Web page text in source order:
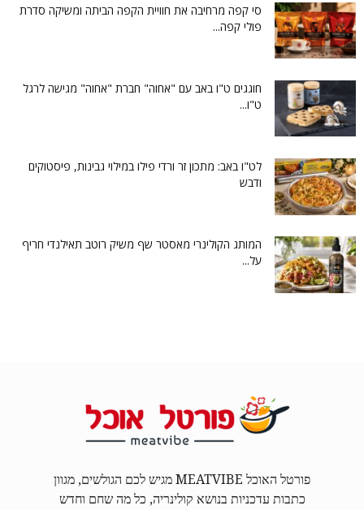
סי קפה מרחיבה את חוויית הקפה הביתה ומשיקה סדרת
פולי קפה...
חוגגים ט"ו באב עם "אחוה" חברת "אחוה" מגישה לרגל
ט"ו...
לט"ו באב: מתכון זר ורדי פילו במילוי גבינות, פיסטוקים
ודבש
המותג הקולינרי מאסטר שף משיק רוטב תאילנדי חריף
על...
פורטל האוכל MEATVIBE מגיש לכם הגולשים, מגוון
כתבות עדכניות בנושא קולינריה, כל מה שחם וחדש